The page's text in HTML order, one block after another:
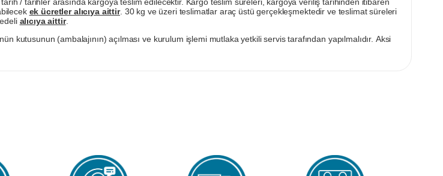
ek ücretler alıcıya aittir. 30 kg ve üzeri teslimatlar araç üstü gerçekleşmektedir ve teslimat süreleri
alıcıya aittir.
kutusunun (ambalajının) açılması ve kurulum işlemi mutlaka yetkili servis tarafından yapılmalıdır. Aksi